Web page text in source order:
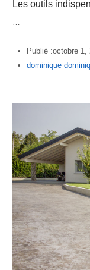
Les outils
Publié :octobre 1,
Author
dominique